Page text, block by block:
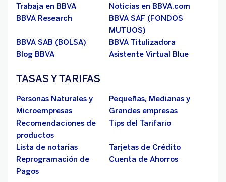
Trabaja en BBVA
Noticias en BBVA.com
BBVA Research
BBVA SAF (FONDOS
MUTUOS)
BBVA SAB (BOLSA)
BBVA Titulizadora
Blog BBVA
Asistente Virtual Blue
TASAS Y TARIFAS
Personas Naturales y
Microempresas
Pequeñas, Medianas y
Grandes empresas
Recomendaciones de
productos
Tips del Tarifario
Lista de notarias
Tarjetas de Crédito
Reprogramación de
Pagos
Cuenta de Ahorros